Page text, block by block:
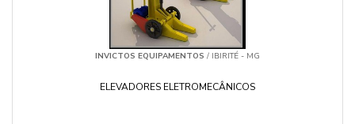
INVICTOS EQUIPAMENTOS / IBIRITÉ - MG
ELEVADORES ELETROMECÂNICOS